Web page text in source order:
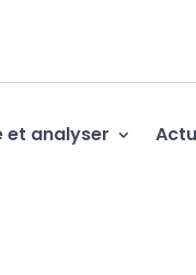
et analyser